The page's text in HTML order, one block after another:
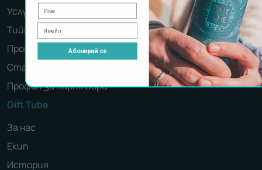
Услуги за фирми
Тиймбилдинг програми
Промоции
Стани партньор
Профил за партньори
Gift Tube
За нас
Екип
История
Абонирай се